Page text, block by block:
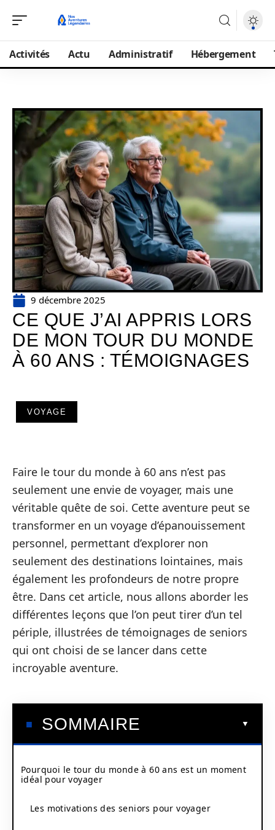
Activités Actu Administratif Hébergement
9 décembre 2025
CE QUE J’AI APPRIS LORS
DE MON TOUR DU MONDE
À 60 ANS : TÉMOIGNAGES
VOYAGE
Faire le tour du monde à 60 ans n’est pas
seulement une envie de voyager, mais une
véritable quête de soi. Cette aventure peut se
transformer en un voyage d’épanouissement
personnel, permettant d’explorer non
seulement des destinations lointaines, mais
également les profondeurs de notre propre
être. Dans cet article, nous allons aborder les
différentes leçons que l’on peut tirer d’un tel
périple, illustrées de témoignages de seniors
qui ont choisi de se lancer dans cette
incroyable aventure.
SOMMAIRE
Pourquoi le tour du monde à 60 ans est un moment
idéal pour voyager
Les motivations des seniors pour voyager